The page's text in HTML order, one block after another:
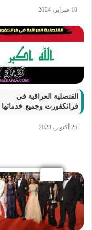
10 فبراير، 2024
القنصلية العراقية في
فرانكفورت وجميع خدماتها
25 أكتوبر، 2023